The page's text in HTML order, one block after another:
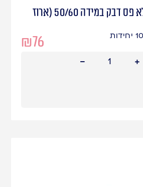
שקיות צלופן ללא פס דבק במידה 50/60 (ארוז
₪76